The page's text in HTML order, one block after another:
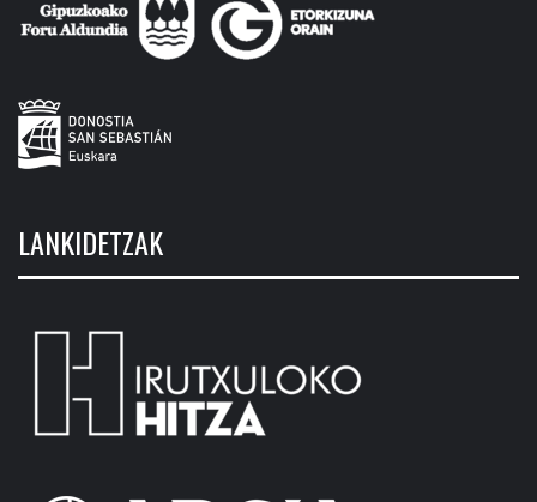
LANKIDETZAK